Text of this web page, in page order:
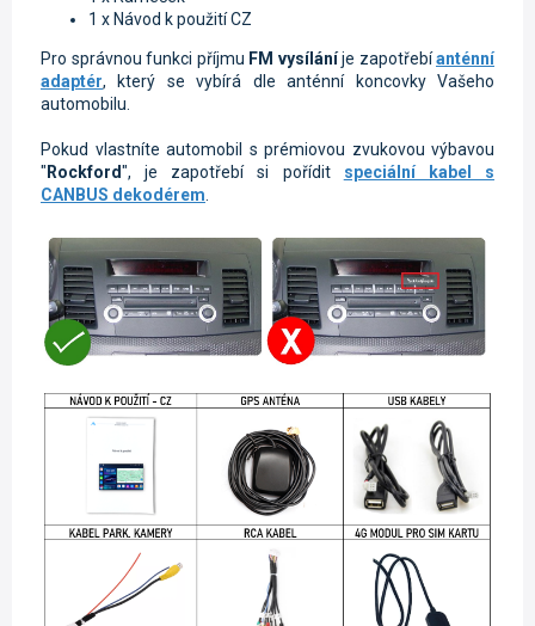
1 x Návod k použití CZ
Pro správnou funkci příjmu FM vysíláníje zapotřebíanténní
adaptér, který se vybírá dle anténní koncovky Vašeho
automobilu.
Pokud vlastníte automobil s prémiovou zvukovou výbavou
" Rockford", je zapotřebí si pořídit speciální kabel s
CANBUS dekodérem.